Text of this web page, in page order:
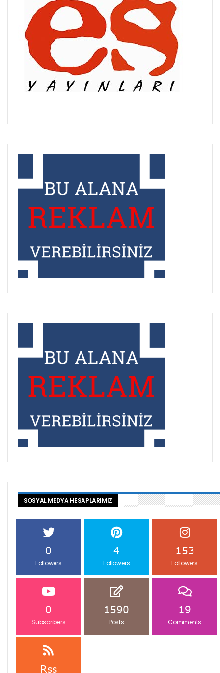
SOSYAL MEDYA HESAPLARIMIZ
0
Followers
4
Followers
153
Followers
0
Subscribers
1590
Posts
19
Comments
Rss